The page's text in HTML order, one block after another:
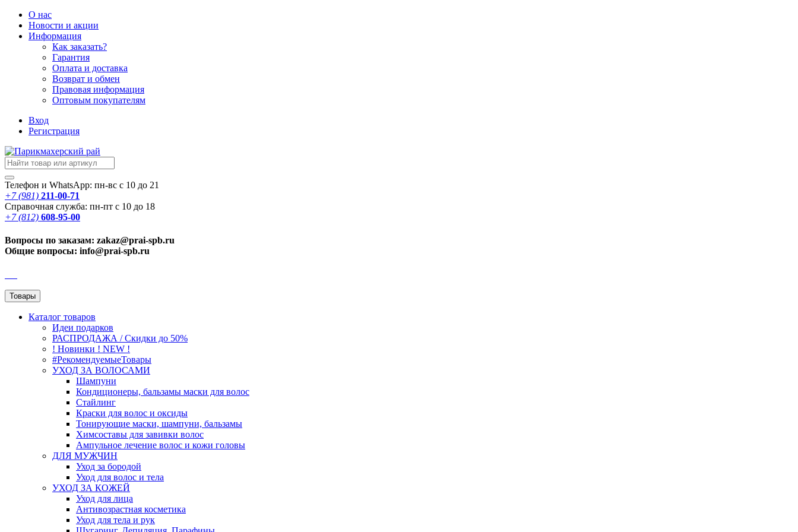
О нас
Новости и акции
Информация
Как заказать?
Гарантия
Оплата и доставка
Возврат и обмен
Правовая информация
Оптовым покупателям
Вход
Регистрация
Телефон и WhatsApp: пн-вс с 10 до 21
+7 (981) 211-00-71
Справочная служба: пн-пт с 10 до 18
+7 (812) 608-95-00
Вопросы по заказам: zakaz@prai-spb.ru
Общие вопросы: info@prai-spb.ru
Товары
Каталог товаров
Идеи подарков
РАСПРОДАЖА / Скидки до 50%
! Новинки ! NEW !
#РекомендуемыеТовары
УХОД ЗА ВОЛОСАМИ
Шампуни
Кондиционеры, бальзамы маски для волос
Стайлинг
Краски для волос и оксиды
Тонирующие маски, шампуни, бальзамы
Химсоставы для завивки волос
Ампульное лечение волос и кожи головы
ДЛЯ МУЖЧИН
Уход за бородой
Уход для волос и тела
УХОД ЗА КОЖЕЙ
Уход для лица
Антивозрастная косметика
Уход для тела и рук